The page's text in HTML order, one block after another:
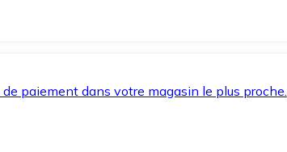
paiement dans votre magasin le plus proche.